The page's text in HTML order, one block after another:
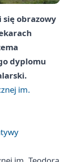
obrazowy
dyplomu
im.